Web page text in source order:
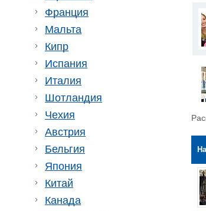
Франция
Мальта
Кипр
Испания
Италия
Шотландия
Чехия
Австрия
Бельгия
Япония
Китай
Канада